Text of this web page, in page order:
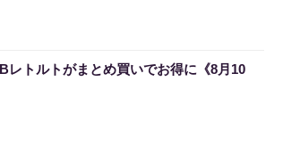
レトルトがまとめ買いでお得に《8月10